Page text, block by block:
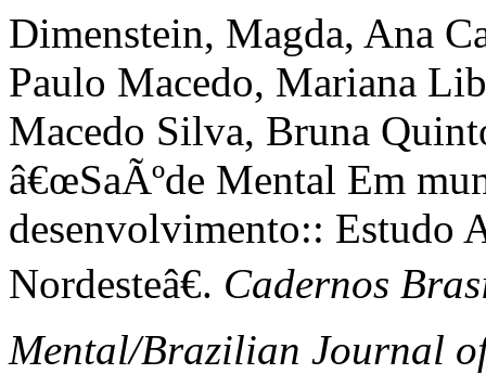
Dimenstein, Magda, Ana
Paulo Macedo, Mariana
Macedo Silva, Bruna
â€œSaÃºde Mental Em
desenvolvimento:: Estudo
Nordesteâ€. Cadernos
Mental/Brazilian Journal